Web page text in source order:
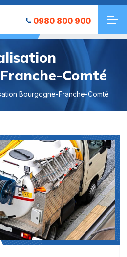
0980 800 900
Comté
Bourgogne-Franche-Comté